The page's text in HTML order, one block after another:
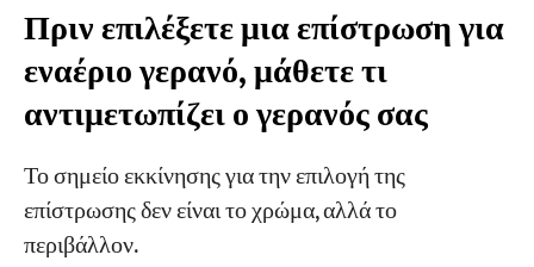
Συνήθη ελαττώματα επίστρωσης—Κρίνετε με
μια ματιά
Τι έχουμε κάνει
FAQ
Ποια είναι η προεπιλεγμένη επίστρωση για
Πριν επιλέξετε μια επίστρωση για
εναέριο γερανό, μάθετε τι
αντιμετωπίζει ο γερανός σας
Το σημείο εκκίνησης για την επιλογή της
επίστρωσης δεν είναι το χρώμα, αλλά το
περιβάλλον.